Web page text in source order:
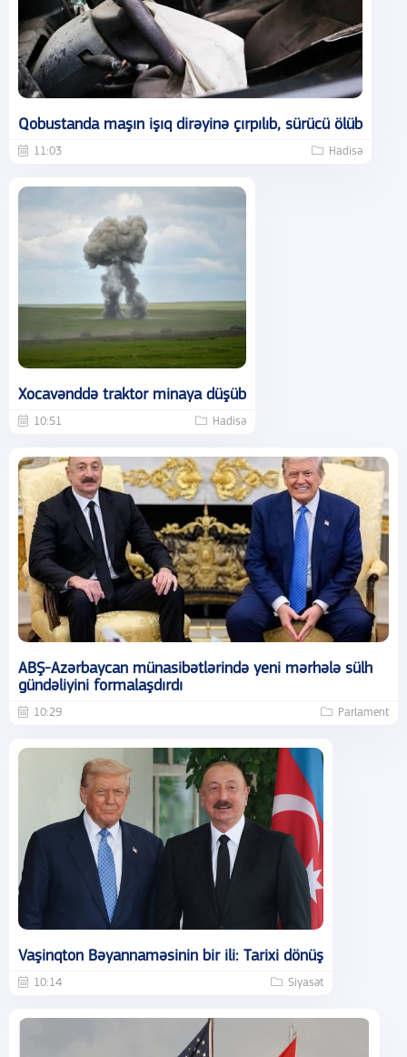
Qobustanda maşın işıq dirəyinə çırpılıb, sürücü ölüb
11:03 Hadisə
Xocavənddə traktor minaya düşüb
10:51 Hadisə
ABŞ-Azərbaycan münasibətlərində yeni mərhələ sülh
gündəliyini formalaşdırdı
10:29 Parlament
Vaşinqton Bəyannaməsinin bir ili: Tarixi dönüş
10:14 Siyasət